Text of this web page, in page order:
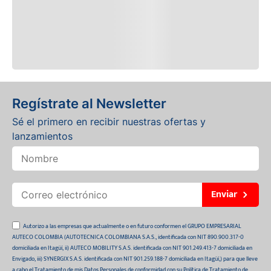
Regístrate al Newsletter
Sé el primero en recibir nuestras ofertas y
lanzamientos
Enviar
Autorizo a las empresas que actualmente o en futuro conformen el GRUPO EMPRESARIAL
AUTECO COLOMBIA (AUTOTECNICA COLOMBIANA S.A.S., identificada con NIT 890.900.317-0
domiciliada en Itagüí, ii) AUTECO MOBILITY S.A.S. identificada con NIT 901.249.413-7 domiciliada en
Envigado, iii) SYNERGIX S.A.S. identificada con NIT 901.259.188-7 domiciliada en Itagüí,) para que lleve